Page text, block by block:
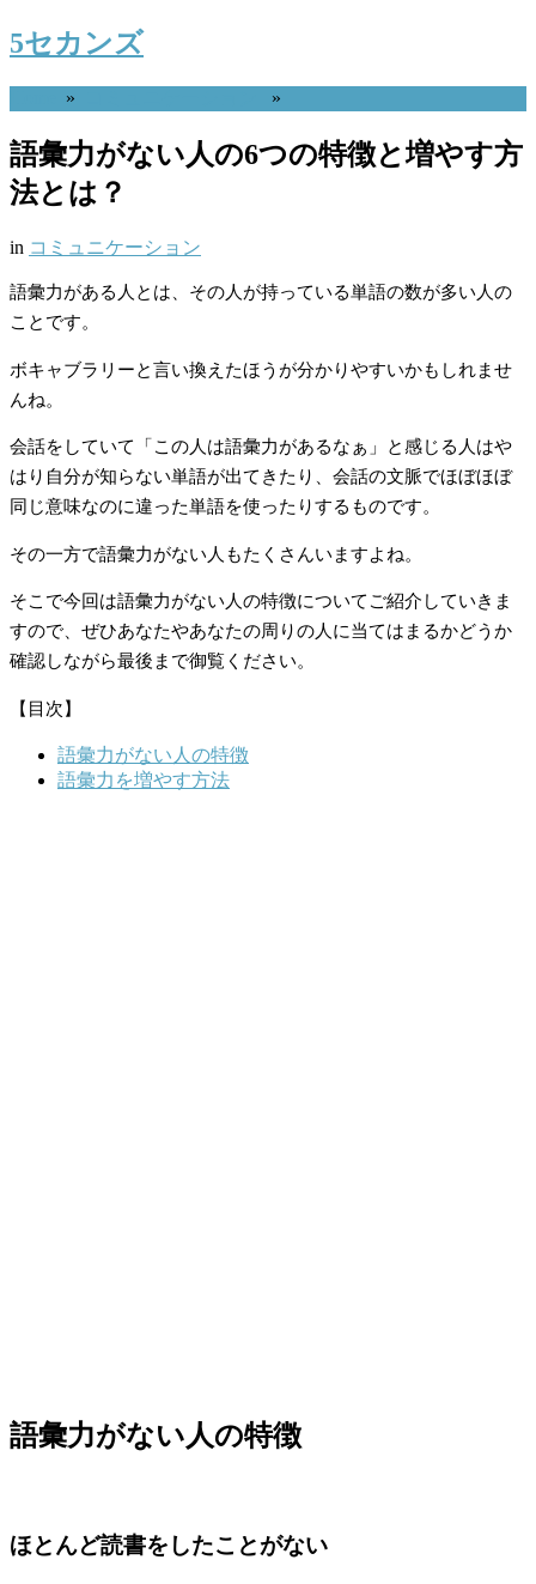
5セカンズ
» »
語彙力がない人の6つの特徴と増やす方
法とは？
in コミュニケーション
語彙力がある人とは、その人が持っている単語の数が多い人の
ことです。
ボキャブラリーと言い換えたほうが分かりやすいかもしれませ
んね。
会話をしていて「この人は語彙力があるなぁ」と感じる人はや
はり自分が知らない単語が出てきたり、会話の文脈でほぼほぼ
同じ意味なのに違った単語を使ったりするものです。
その一方で語彙力がない人もたくさんいますよね。
そこで今回は語彙力がない人の特徴についてご紹介していきま
すので、ぜひあなたやあなたの周りの人に当てはまるかどうか
確認しながら最後まで御覧ください。
【目次】
語彙力がない人の特徴
語彙力を増やす方法
語彙力がない人の特徴
ほとんど読書をしたことがない